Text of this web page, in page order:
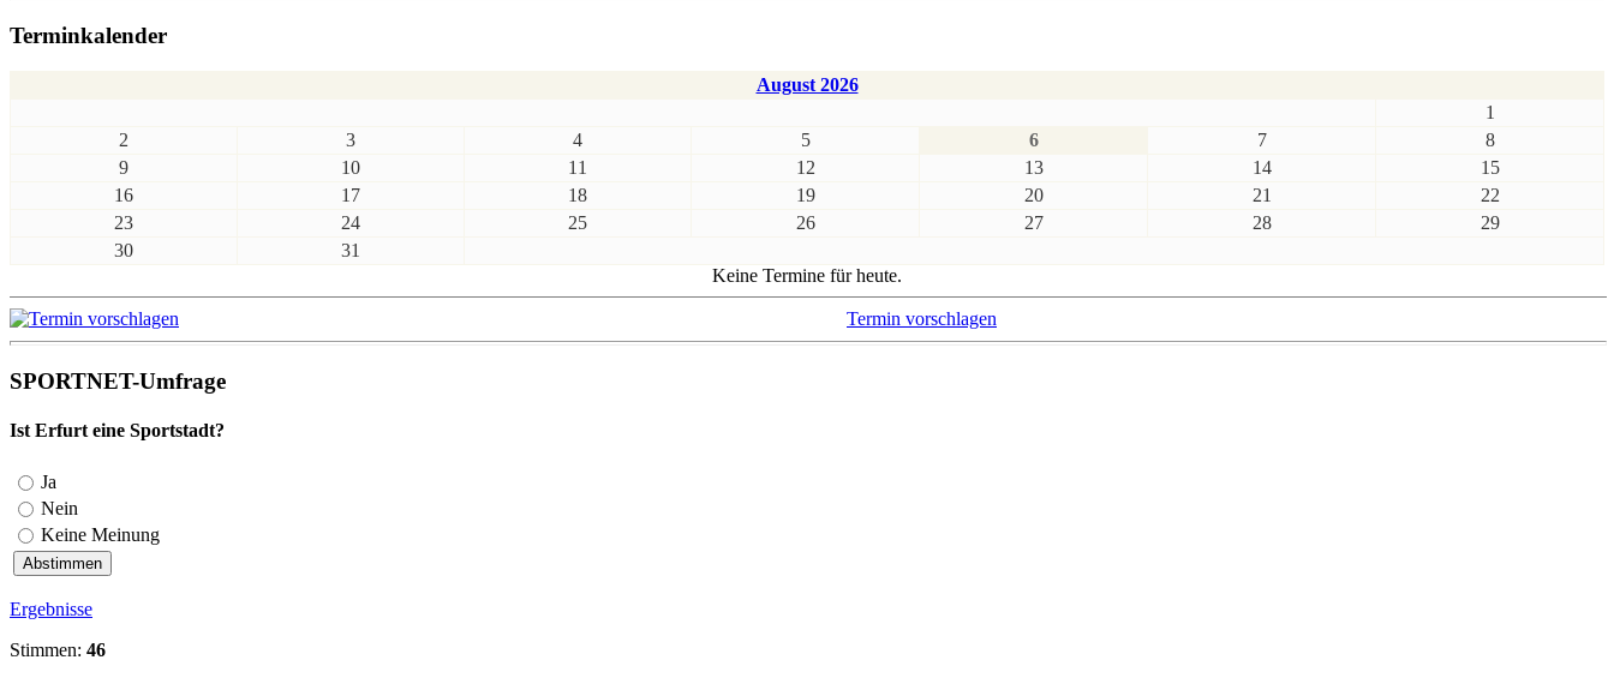
Terminkalender
August 2026
1
2
3 4 5 6 7
8
9
10 11 12 13 14
15
16
17 18 19 20 21
22
23
24 25 26 27 28
29
30
31
Keine Termine für heute.
Termin vorschlagen
SPORTNET-Umfrage
Ist Erfurt eine Sportstadt?
Ja
Nein
Keine Meinung
Ergebnisse
Stimmen: 46